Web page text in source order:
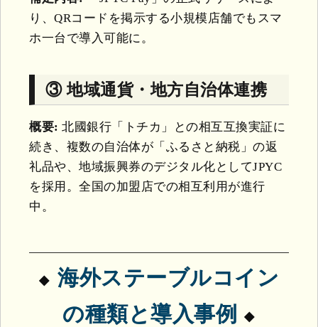
り、QRコードを掲示する小規模店舗でもスマ
ホ一台で導入可能に。
③ 地域通貨・地方自治体連携
概要: 北國銀行「トチカ」との相互互換実証に
続き、複数の自治体が「ふるさと納税」の返
礼品や、地域振興券のデジタル化としてJPYC
を採用。全国の加盟店での相互利用が進行
中。
海外ステーブルコイン
の種類と導入事例